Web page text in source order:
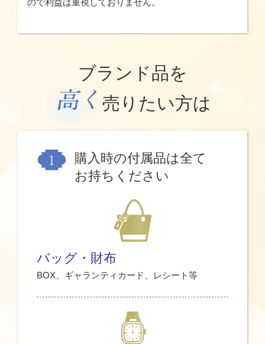
ので利益は重視しておりません。
ブランド品を
売りたい方は
購入時の付属品は全て
お持ちください
バッグ・財布
BOX、ギャランティカード、レシート等